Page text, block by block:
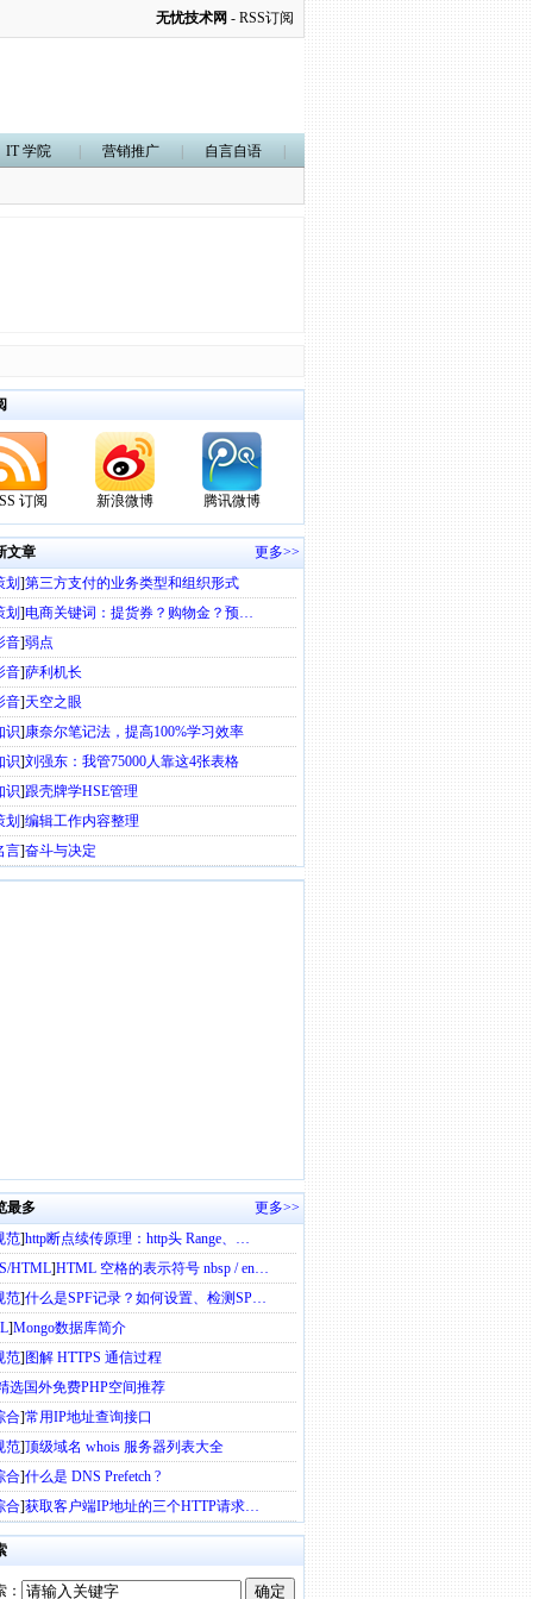
无忧技术网 - RSS订阅
IT 学院 营销推广 自言自语
订阅 新浪微博 腾讯微博
文章
更多>>
划 ]第三方支付的业务类型和组织形式
划 ]电商关键词：提货券？购物金？预…
音]弱点
音]萨利机长
音]天空之眼
识]康奈尔笔记法，提高100%学习效率
识]刘强东：我管75000人靠这4张表格
识]跟壳牌学HSE管理
划 ]编辑工作内容整理
言]奋斗与决定
最多
更多>>
范]http断点续传原理：http头 Range、…
HTML]HTML 空格的表示符号 nbsp / en…
范]什么是SPF记录？如何设置、检测SP…
]Mongo数据库简介
范] 图解 HTTPS 通信过程
选国外免费PHP空间推荐
合]常用IP地址查询接口
范]顶级域名 whois 服务器列表大全
合]什么是 DNS Prefetch ?
合]获取客户端IP地址的三个HTTP请求…
：